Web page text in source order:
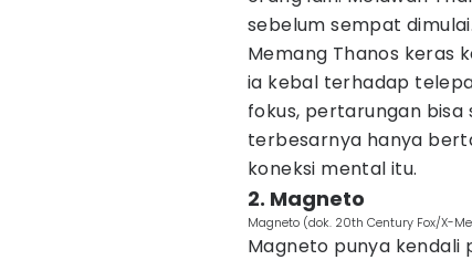
sebelum sempat dimulai.
Memang Thanos keras
ia kebal terhadap
fokus, pertarungan bisa
terbesarnya hanya
koneksi mental itu.
2. Magneto
Magneto (dok. 20th Century Fox/X-
Magneto punya kendali